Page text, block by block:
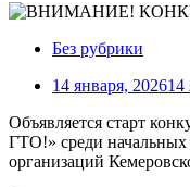
Без рубрики
14 января, 202614
Объявляется старт
ГТО!» среди начальных
организаций